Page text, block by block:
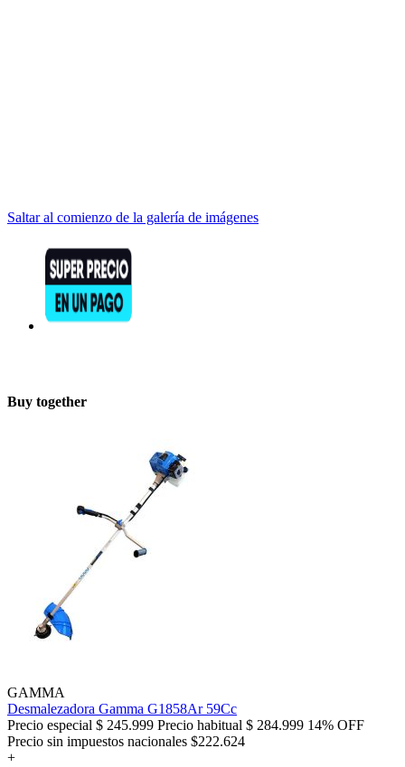
Saltar al comienzo de la galería de imágenes
Buy together
GAMMA
Desmalezadora Gamma G1858Ar 59Cc
Precio especial $ 245.999 Precio habitual $ 284.999 14% OFF
Precio sin impuestos nacionales $222.624
+